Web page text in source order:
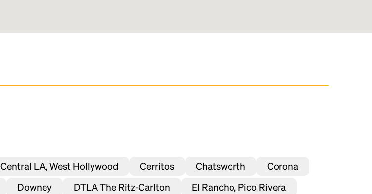
Central LA, West Hollywood Cerritos Chatsworth
Corona
Downey DTLA The Ritz-Carlton
El Rancho, Pico Rivera